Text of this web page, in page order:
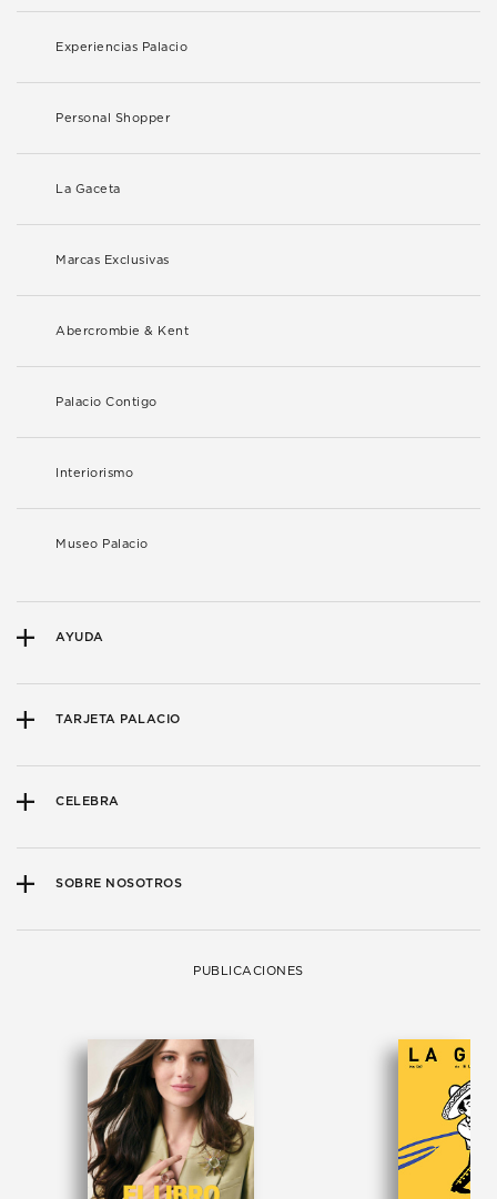
Experiencias Palacio
Personal Shopper
La Gaceta
Marcas Exclusivas
Abercrombie & Kent
Palacio Contigo
Interiorismo
Museo Palacio
AYUDA
TARJETA PALACIO
CELEBRA
SOBRE NOSOTROS
PUBLICACIONES